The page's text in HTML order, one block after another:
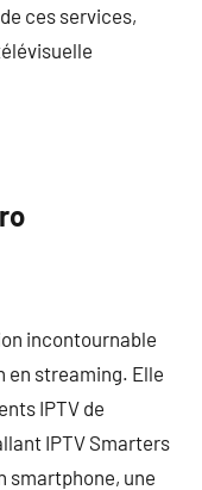
ces services,
incontournable
en streaming. Elle
IPTV de
IPTV Smarters
smartphone, une